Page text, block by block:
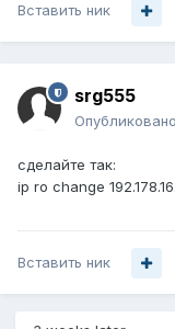
Вставить ник
srg555
Опубликовано
сделайте так:
ip ro change
Вставить ник